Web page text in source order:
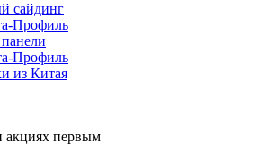
сайдинг
Профиль
Профиль
из Китая
акциях первым